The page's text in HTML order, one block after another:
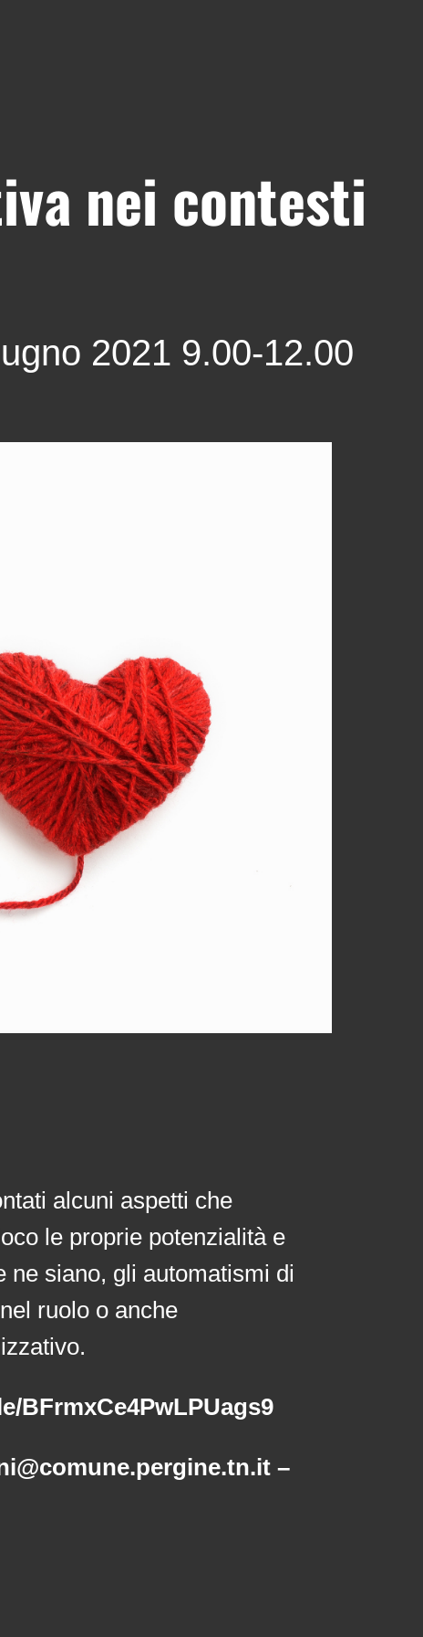
nei contesti
2021 9.00-12.00
alcuni aspetti che
le proprie potenzialità e
ne siano, gli automatismi di
ruolo o anche
BFrmxCe4PwLPUags9
–